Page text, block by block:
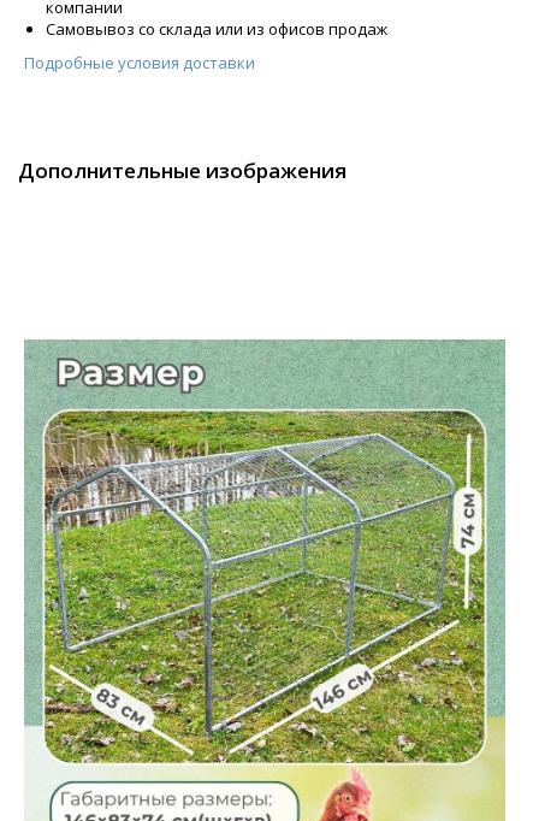
компании
Самовывоз со склада или из офисов продаж
Подробные условия доставки
Дополнительные изображения